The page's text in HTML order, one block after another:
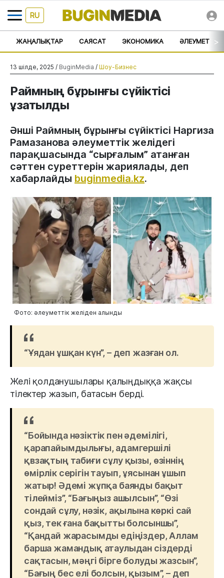
RU
ЖАҢАЛЫҚТАР САЯСАТ ЭКОНОМИКА ӘЛЕУМЕТ >
13 шілде, 2025 / BuginMedia / Шоу-Бизнес
Раймның бұрынғы сүйіктісі
ұзатылды
Әнші Раймның бұрынғы сүйіктісі Наргиза
Рамазанова әлеуметтік желідегі
парақшасында “сырғалым” атанған
сәттен суреттерін жариялады, деп
хабарлайды buginmedia.kz.
Фото: әлеуметтік желіден алынды
“Ұядан ұшқан күн”, – деп жазған ол.
Желі қолданушылары қалыңдыққа жақсы
тілектер жазып, батасын берді.
“Бойында нәзіктік пен әдемілігі,
қарапайымдылығы, адамгершілі
қвзақтың табиғи сұлу қызы, өзіннің
өмірлік серігін тауып, ұясынан ұшып
жатыр! Әдемі жұпқа баянды бақыт
тілейміз”, “Бағыңыз ашылсын”, “Өзі
сондай сұлу, нәзік, ақылына көркі сай
қыз, тек ғана бақытты болсыншы”,
“Қандай жарасымды едіңіздер, Аллам
барша жамандық атаулыдан сіздерді
сақтасын, мәңгі бірге болуды жазсын”,
“Бағың бес елі болсын, қызым”, – деп